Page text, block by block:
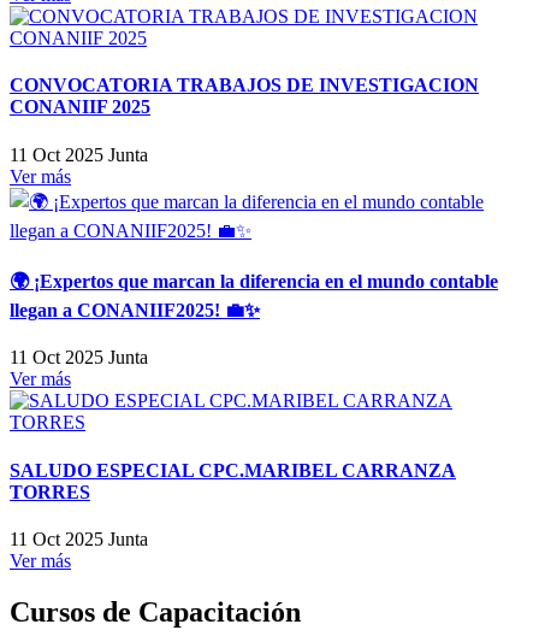
CONVOCATORIA TRABAJOS DE INVESTIGACION
CONANIIF 2025
11 Oct 2025 Junta
Ver más
🌍 ¡Expertos que marcan la diferencia en el mundo contable
llegan a CONANIIF2025! 💼✨
11 Oct 2025 Junta
Ver más
SALUDO ESPECIAL CPC.MARIBEL CARRANZA
TORRES
11 Oct 2025 Junta
Ver más
Cursos de Capacitación